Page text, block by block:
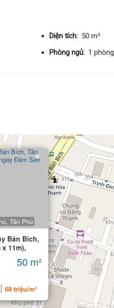
Diện tích: 50 m²
Phòng ngủ: 1 phòng
Tân Phú
Bán Bích,
x 11m),
50 m²
68 triệu/m²
×